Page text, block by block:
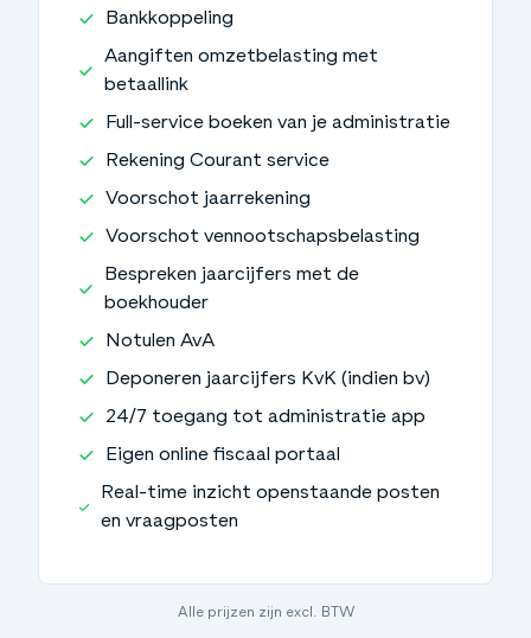
Bankkoppeling
Aangiften omzetbelasting met
betaallink
Full-service boeken van je administratie
Rekening Courant service
Voorschot jaarrekening
Voorschot vennootschapsbelasting
Bespreken jaarcijfers met de
boekhouder
Notulen AvA
Deponeren jaarcijfers KvK (indien bv)
24/7 toegang tot administratie app
Eigen online fiscaal portaal
Real-time inzicht openstaande posten
en vraagposten
Alle prijzen zijn excl. BTW